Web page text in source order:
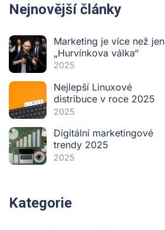
Nejnovější články
Marketing je více než jen
„Hurvínkova válka“
2025
Nejlepší Linuxové
distribuce v roce 2025
2025
Digitální marketingové
trendy 2025
2025
Kategorie